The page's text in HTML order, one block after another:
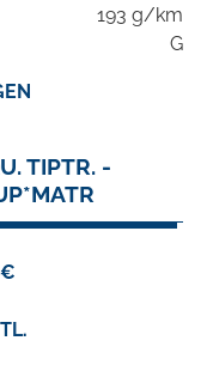
193 g/km
G
TIPTR. -
€